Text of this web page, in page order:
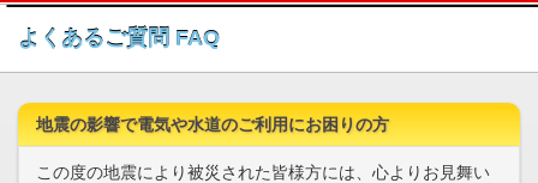
このページの本文へ
よくあるご質問 FAQ
地震の影響で電気や水道のご利用にお困りの方
この度の地震により被災された皆様方には、心よりお見舞い